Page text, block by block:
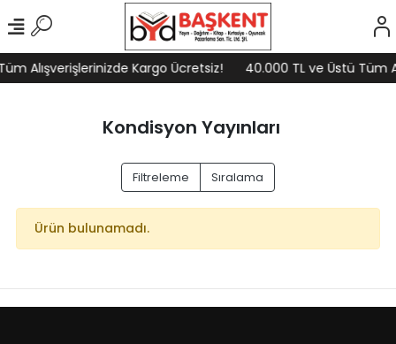
Alışverişlerinizde Kargo Ücretsiz! 40.000 TL ve Üstü Tüm
Kondisyon Yayınları
Filtreleme Sıralama
Ürün bulunamadı.